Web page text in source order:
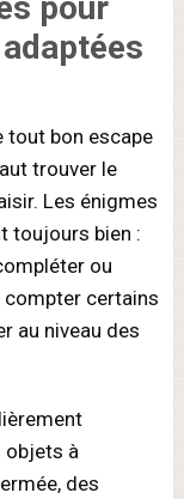
adaptées
bon escape
trouver le
Les énigmes
toujours bien :
ou
compter certains
au niveau des
objets à
des